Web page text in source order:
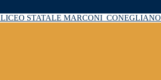
LICEO STATALE MARCONI CONEGLIANO